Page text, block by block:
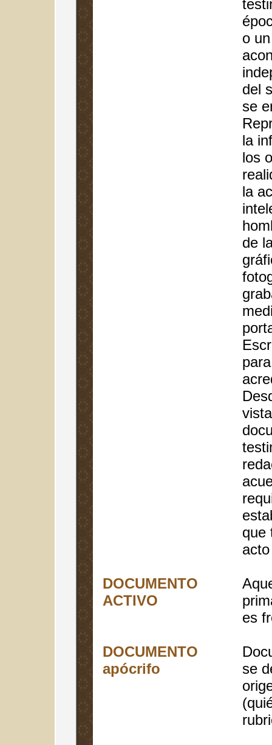
o un
del
se
la
los
la
de
que
DOCUMENTO
ACTIVO
es
DOCUMENTO
apócrifo
se